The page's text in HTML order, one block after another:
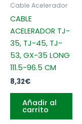
Cable Acelerador
CABLE
ACELERADOR TJ-
35, TJ-45, TJ-
53, GX-35 LONG
111.5-96.5 CM
8,32€
Añadir al
carrito